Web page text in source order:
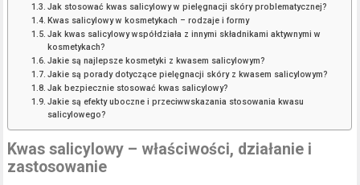
Jak stosować kwas salicylowy w pielęgnacji skóry problematycznej?
Kwas salicylowy w kosmetykach – rodzaje i formy
Jak kwas salicylowy współdziała z innymi składnikami aktywnymi w
kosmetykach?
Jakie są najlepsze kosmetyki z kwasem salicylowym?
Jakie są porady dotyczące pielęgnacji skóry z kwasem salicylowym?
Jak bezpiecznie stosować kwas salicylowy?
Jakie są efekty uboczne i przeciwwskazania stosowania kwasu
salicylowego?
Kwas salicylowy – właściwości, działanie i
zastosowanie